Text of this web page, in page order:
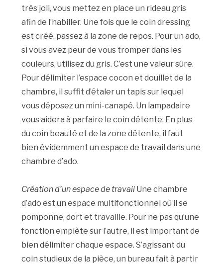
très joli, vous mettez en place un rideau gris
afin de l’habiller. Une fois que le coin dressing
est créé, passez à la zone de repos. Pour un ado,
si vous avez peur de vous tromper dans les
couleurs, utilisez du gris. C’est une valeur sûre.
Pour délimiter l’espace cocon et douillet de la
chambre, il suffit d’étaler un tapis sur lequel
vous déposez un mini-canapé. Un lampadaire
vous aidera à parfaire le coin détente. En plus
du coin beauté et de la zone détente, il faut
bien évidemment un espace de travail dans une
chambre d’ado.
Création d’un espace de travail Une chambre
d’ado est un espace multifonctionnel où il se
pomponne, dort et travaille. Pour ne pas qu’une
fonction empiète sur l’autre, il est important de
bien délimiter chaque espace. S’agissant du
coin studieux de la pièce, un bureau fait à partir